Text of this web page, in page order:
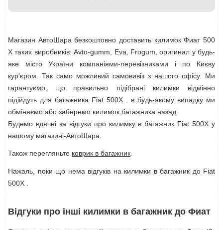
Магазин АвтоШара безкоштовно доставить килимок Фиат 500
Х таких виробників: Avto-gumm, Eva, Frogum, оригинал у будь-
яке місто України компаніями-перевізниками і по Києву
кур'єром. Так само можливий самовивіз з нашого офісу. Ми
гарантуємо, що правильно підібрані килимки відмінно
підійдуть для багажника Fiat 500X , в будь-якому випадку ми
обміняємо або заберемо килимок багажника назад.
Будемо вдячні за відгуки про килимку в багажник Fiat 500X у
нашому магазині-АвтоШара.
Також перегляньте коврик в багажник
Нажаль, поки що нема відгуків на килимки в багажник до Fiat
500X .
Відгуки про інші килимки в багажник до Фиат